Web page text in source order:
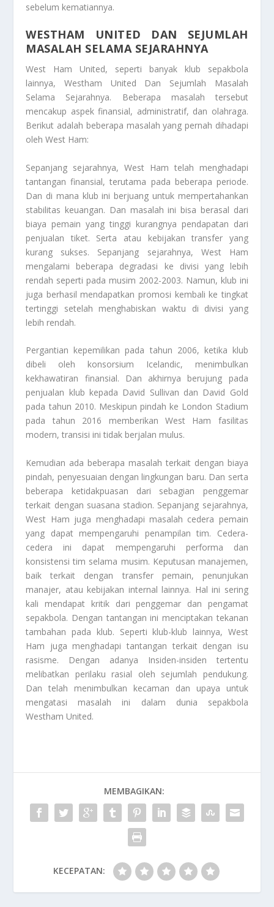
sebelum kematiannya.
WESTHAM UNITED DAN SEJUMLAH
MASALAH SELAMA SEJARAHNYA
West Ham United, seperti banyak klub sepakbola
lainnya,Westham United Dan Sejumlah Masalah
Selama Sejarahnya. Beberapa masalah tersebut
mencakup aspek finansial, administratif, dan olahraga.
Berikut adalah beberapa masalah yang pernah dihadapi
oleh West Ham:
Sepanjang sejarahnya, West Ham telah menghadapi
tantangan finansial, terutama pada beberapa periode.
Dan di mana klub ini berjuang untuk mempertahankan
stabilitas keuangan. Dan masalah ini bisa berasal dari
biaya pemain yang tinggi kurangnya pendapatan dari
penjualan tiket. Serta atau kebijakan transfer yang
kurang sukses. Sepanjang sejarahnya, West Ham
mengalami beberapa degradasi ke divisi yang lebih
rendah seperti pada musim 2002-2003. Namun, klub ini
juga berhasil mendapatkan promosi kembali ke tingkat
tertinggi setelah menghabiskan waktu di divisi yang
lebih rendah.
Pergantian kepemilikan pada tahun 2006, ketika klub
dibeli oleh konsorsium Icelandic, menimbulkan
kekhawatiran finansial. Dan akhirnya berujung pada
penjualan klub kepada David Sullivan dan David Gold
pada tahun 2010. Meskipun pindah ke London Stadium
pada tahun 2016 memberikan West Ham fasilitas
modern, transisi ini tidak berjalan mulus.
Kemudian ada beberapa masalah terkait dengan biaya
pindah, penyesuaian dengan lingkungan baru. Dan serta
beberapa ketidakpuasan dari sebagian penggemar
terkait dengan suasana stadion. Sepanjang sejarahnya,
West Ham juga menghadapi masalah cedera pemain
yang dapat mempengaruhi penampilan tim. Cedera-
cedera ini dapat mempengaruhi performa dan
konsistensi tim selama musim. Keputusan manajemen,
baik terkait dengan transfer pemain, penunjukan
manajer, atau kebijakan internal lainnya. Hal ini sering
kali mendapat kritik dari penggemar dan pengamat
sepakbola. Dengan tantangan ini menciptakan tekanan
tambahan pada klub. Seperti klub-klub lainnya, West
Ham juga menghadapi tantangan terkait dengan isu
rasisme. Dengan adanya Insiden-insiden tertentu
melibatkan perilaku rasial oleh sejumlah pendukung.
Dan telah menimbulkan kecaman dan upaya untuk
mengatasi masalah ini dalam dunia sepakbola
Westham United.
MEMBAGIKAN:
KECEPATAN: